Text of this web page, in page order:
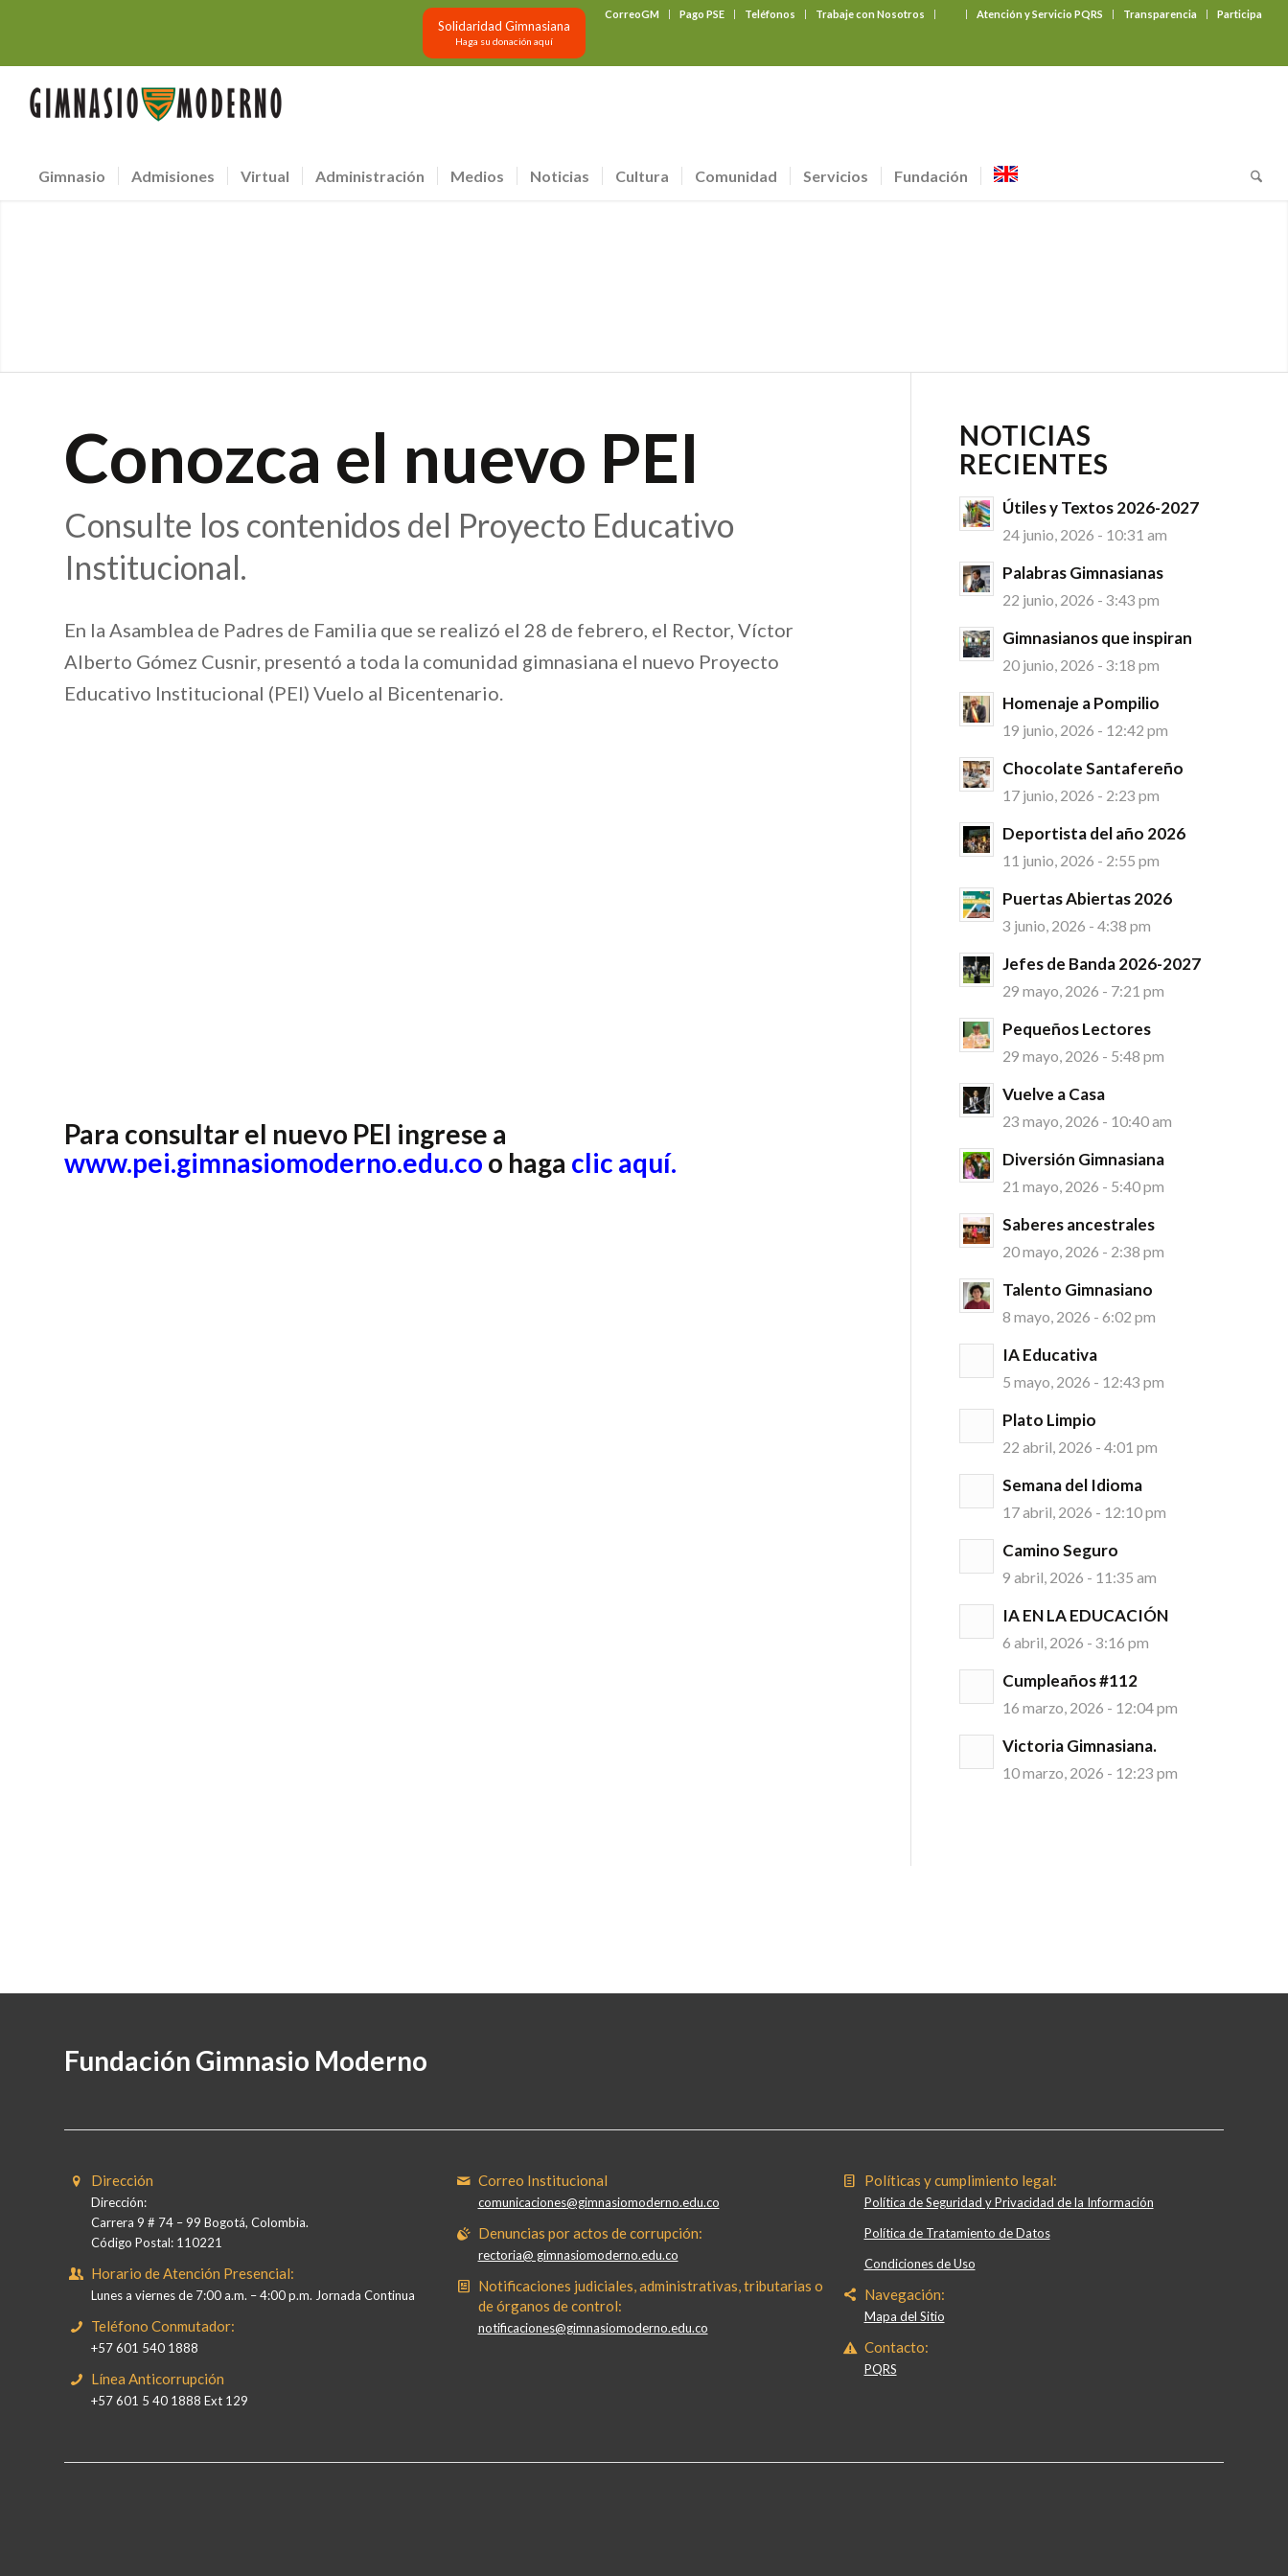
CorreoGM Pago PSE Teléfonos Trabaje con Nosotros Atención y Servicio PQRS Transparencia Participa
Solidaridad Gimnasiana
Haga su donación aquí
Gimnasio Admisiones Virtual Administración Medios Noticias Cultura Comunidad Servicios Fundación
Conozca el nuevo PEI
Consulte los contenidos del Proyecto Educativo
Institucional.
En la Asamblea de Padres de Familia que se realizó el 28 de febrero, el Rector, Víctor
Alberto Gómez Cusnir, presentó a toda la comunidad gimnasiana el nuevo Proyecto
Educativo Institucional (PEI) Vuelo al Bicentenario.
Para consultar el nuevo PEI ingrese a
www.pei.gimnasiomoderno.edu.co o haga clic aquí.
NOTICIAS
RECIENTES
Útiles y Textos 2026-2027
24 junio, 2026 - 10:31 am
Palabras Gimnasianas
22 junio, 2026 - 3:43 pm
Gimnasianos que inspiran
20 junio, 2026 - 3:18 pm
Homenaje a Pompilio
19 junio, 2026 - 12:42 pm
Chocolate Santafereño
17 junio, 2026 - 2:23 pm
Deportista del año 2026
11 junio, 2026 - 2:55 pm
Puertas Abiertas 2026
3 junio, 2026 - 4:38 pm
Jefes de Banda 2026-2027
29 mayo, 2026 - 7:21 pm
Pequeños Lectores
29 mayo, 2026 - 5:48 pm
Vuelve a Casa
23 mayo, 2026 - 10:40 am
Diversión Gimnasiana
21 mayo, 2026 - 5:40 pm
Saberes ancestrales
20 mayo, 2026 - 2:38 pm
Talento Gimnasiano
8 mayo, 2026 - 6:02 pm
IA Educativa
5 mayo, 2026 - 12:43 pm
Plato Limpio
22 abril, 2026 - 4:01 pm
Semana del Idioma
17 abril, 2026 - 12:10 pm
Camino Seguro
9 abril, 2026 - 11:35 am
IA EN LA EDUCACIÓN
6 abril, 2026 - 3:16 pm
Cumpleaños #112
16 marzo, 2026 - 12:04 pm
Victoria Gimnasiana.
10 marzo, 2026 - 12:23 pm
Fundación Gimnasio Moderno
Dirección
Dirección:
Carrera 9 # 74 – 99 Bogotá, Colombia.
Código Postal: 110221
Horario de Atención Presencial:
Lunes a viernes de 7:00 a.m. – 4:00 p.m. Jornada Continua
Teléfono Conmutador:
+57 601 540 1888
Línea Anticorrupción
+57 601 5 40 1888 Ext 129
Correo Institucional
comunicaciones@gimnasiomoderno.edu.co
Denuncias por actos de corrupción:
rectoria@ gimnasiomoderno.edu.co
Notificaciones judiciales, administrativas, tributarias o
de órganos de control:
notificaciones@gimnasiomoderno.edu.co
Políticas y cumplimiento legal:
Política de Seguridad y Privacidad de la Información
Política de Tratamiento de Datos
Condiciones de Uso
Navegación:
Mapa del Sitio
Contacto:
PQRS